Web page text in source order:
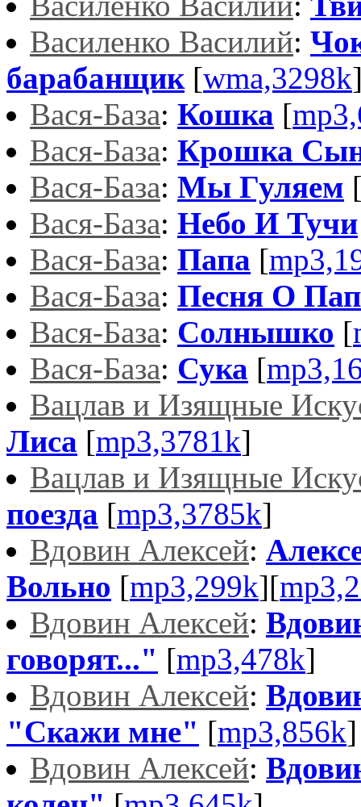
Василенко Василий:
барабанщик[wma,3298k
Вася-База: Кошка [
Вася-База: Крошка
Вася-База: Мы Гуляем
Вася-База: Небо И Тучи
Вася-База: Папа [
Вася-База: Песня О
Вася-База: Солнышко [
Вася-База: Сука [
Вацлав и Изящные
Лиса [mp3,3781k]
Вацлав и Изящные
поезда [mp3,3785k]
Вдовин Алексей:
Вольно [mp3,299k][
Вдовин Алексей:
говорят..." [mp3,478k]
Вдовин Алексей:
"Скажи мне" [mp3,856k]
Вдовин Алексей: